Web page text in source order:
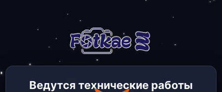
Ведутся технические работы